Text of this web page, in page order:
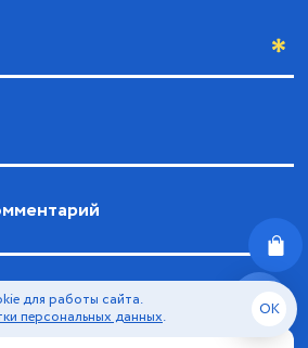
обработки персональных
для работы сайта.
персональных данных. OK